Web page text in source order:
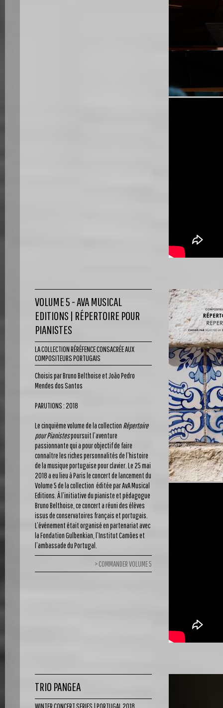
VOLUME 5 - AVA MUSICAL
EDITIONS | RÉPERTOIRE POUR
PIANISTES
LA COLLECTION RÉRÉFENCE CONSACRÉE AUX
COMPOSITEURS PORTUGAIS
Choisis par Bruno Belthoise et João Pedro
Mendes dos Santos
PARUTIONS : 2018
Le cinquième volume de la collection Répertoire
pour Pianistespoursuit l’aventure
passionnante qui a pour objectif de faire
connaître les riches personnalités de l’histoire
de la musique portugaise pour clavier. Le 25 mai
2018 a eu lieu à Paris le concert de lancement du
Volume 5 de la collection éditée par AvA Musical
Editions. À l’initiative du pianiste et pédagogue
Bruno Belthoise, ce concert a réuni des élèves
issus de conservatoires français et portugais.
L’événement était organisé en partenariat avec
la Fondation Gulbenkian, l’Institut Camões et
l’ambassade du Portugal.
COMMANDER VOLUME 5
TRIO PANGEA
WINTER CONCERT SERIES | PORTUGAL 2018